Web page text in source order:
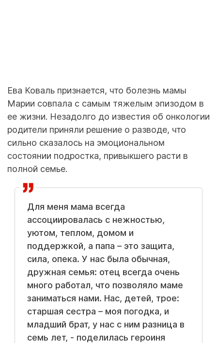
Ева Коваль признается, что болезнь мамы
Марии совпала с самым тяжелым эпизодом в
ее жизни. Незадолго до известия об онкологии
родители приняли решение о разводе, что
сильно сказалось на эмоциональном
состоянии подростка, привыкшего расти в
полной семье.
Для меня мама всегда
ассоциировалась с нежностью,
уютом, теплом, домом и
поддержкой, а папа – это защита,
сила, опека. У нас была обычная,
дружная семья: отец всегда очень
много работал, что позволяло маме
заниматься нами. Нас, детей, трое:
старшая сестра – моя погодка, и
младший брат, у нас с ним разница в
семь лет, - поделилась героиня